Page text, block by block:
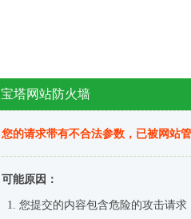
宝塔网站防火墙
您的请求带有不合法参数，已被网站
可能原因：
您提交的内容包含危险的攻击请求